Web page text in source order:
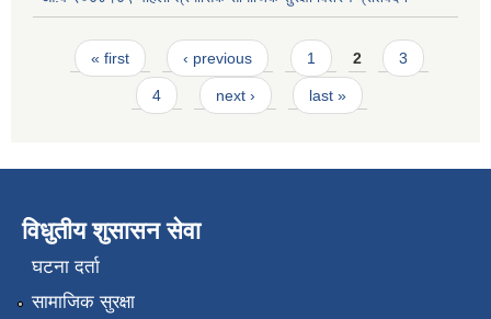
Pages
« first ‹ previous 1 2 3
4 next › last »
विधुतीय शुसासन सेवा
घटना दर्ता
सामाजिक सुरक्षा